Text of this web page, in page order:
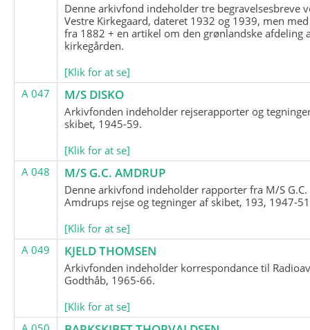
Denne arkivfond indeholder tre begravelsesbreve
Vestre Kirkegaard, dateret 1932 og 1939, men
fra 1882 + en artikel om den grønlandske afdeling
kirkegården.
[Klik for at se]
A 047
M/S DISKO
Arkivfonden indeholder rejserapporter og
skibet, 1945-59.
[Klik for at se]
A 048
M/S G.C. AMDRUP
Denne arkivfond indeholder rapporter fra M/S G.C.
Amdrups rejse og tegninger af skibet, 193, 1947-
[Klik for at se]
A 049
KJELD THOMSEN
Arkivfonden indeholder korrespondance til
Godthåb, 1965-66.
[Klik for at se]